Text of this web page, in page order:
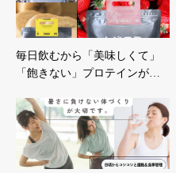
毎日飲むから「美味しくて」
「飽きない」プロテインが…